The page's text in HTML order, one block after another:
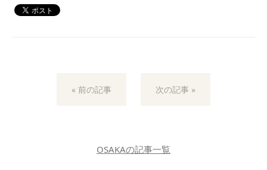
« 前の記事 次の記事 »
OSAKAの記事一覧